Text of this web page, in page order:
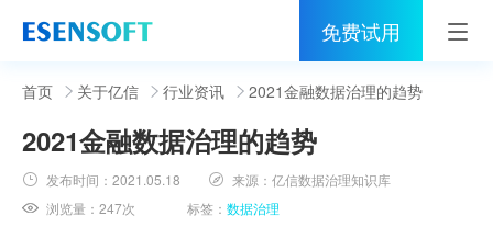
免费试用
首页
睿治
解决方案
首页 关于亿信 行业资讯 2021金融数据治理的趋势
2021金融数据治理的趋势
发布时间：2021.05.18 来源：亿信数据治理知识库
浏览量：247次 标签：数据治理